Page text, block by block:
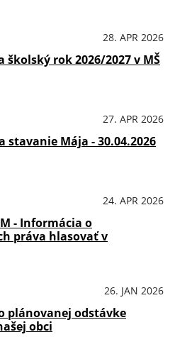
28. APR 2026
školský rok 2026/2027 v MŠ
27. APR 2026
stavanie Mája - 30.04.2026
24. APR 2026
- Informácia o
práva hlasovať v
26. JAN 2026
plánovanej odstávke
obci